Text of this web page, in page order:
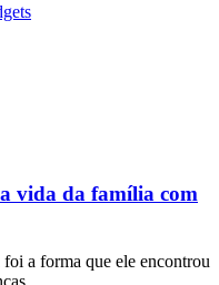
vida da família com
a forma que ele encontrou